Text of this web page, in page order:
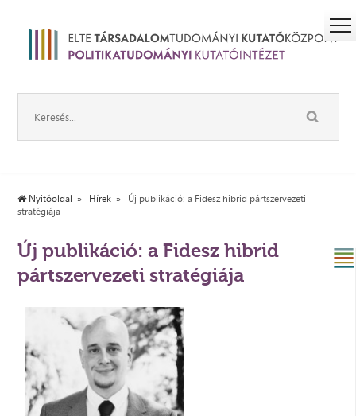
Nyitóoldal Hírek
Új publikáció: a Fidesz hibrid pártszervezeti
stratégiája
Új publikáció: a Fidesz hibrid
pártszervezeti stratégiája